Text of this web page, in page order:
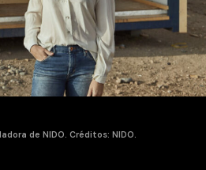
de NIDO. Créditos: NIDO.